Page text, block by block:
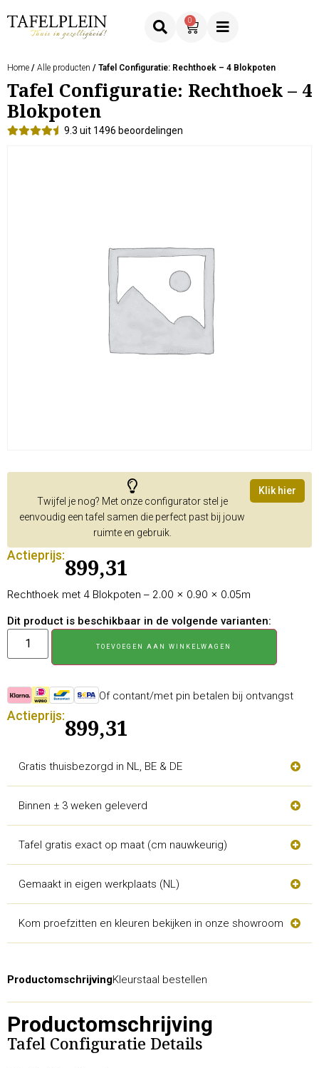
0
Home / Alle producten / Tafel Configuratie: Rechthoek – 4 Blokpoten
Tafel Configuratie: Rechthoek – 4
Blokpoten
9.3 uit 1496 beoordelingen
Twijfel je nog? Met onze configurator stel je
eenvoudig een tafel samen die perfect past bij jouw
ruimte en gebruik.
Klik hier
Actieprijs:
899,31
Rechthoek met 4 Blokpoten – 2.00 × 0.90 × 0.05m
Dit product is beschikbaar in de volgende varianten:
TOEVOEGEN AAN WINKELWAGEN
Of contant/met pin betalen bij ontvangst
Actieprijs:
899,31
Gratis thuisbezorgd in NL, BE & DE
Binnen ± 3 weken geleverd
Tafel gratis exact op maat (cm nauwkeurig)
Gemaakt in eigen werkplaats (NL)
Kom proefzitten en kleuren bekijken in onze showroom
ProductomschrijvingKleurstaal bestellen
Productomschrijving
Tafel Configuratie Details